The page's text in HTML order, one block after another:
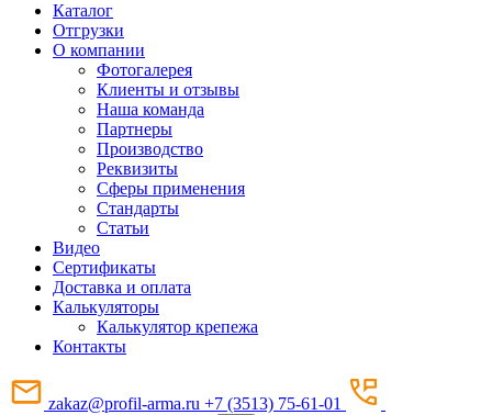
Каталог
Отгрузки
О компании
Фотогалерея
Клиенты и отзывы
Наша команда
Партнеры
Производство
Реквизиты
Сферы применения
Стандарты
Статьи
Видео
Сертификаты
Доставка и оплата
Калькуляторы
Калькулятор крепежа
Контакты
zakaz@profil-arma.ru +7 (3513) 75-61-01